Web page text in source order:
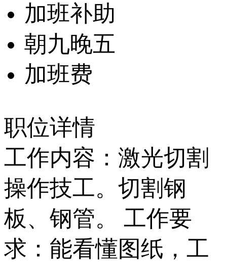
加班补助
朝九晚五
加班费
职位详情
工作内容：激光切割
操作技工。切割钢
板、钢管。 工作要
求：能看懂图纸，工